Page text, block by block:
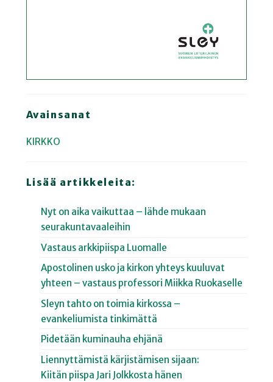
Avainsanat
KIRKKO
Lisää artikkeleita:
Nyt on aika vaikuttaa – lähde mukaan
seurakuntavaaleihin
Vastaus arkkipiispa Luomalle
Apostolinen usko ja kirkon yhteys kuuluvat
yhteen – vastaus professori Miikka Ruokaselle
Sleyn tahto on toimia kirkossa –
evankeliumista tinkimättä
Pidetään kuminauha ehjänä
Liennyttämistä kärjistämisen sijaan:
Kiitän piispa Jari Jolkkosta hänen